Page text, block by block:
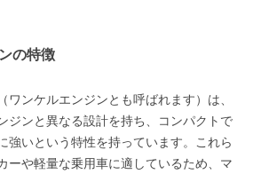
の特徴
ワンケルエンジンとも呼ばれます）は、
ジンと異なる設計を持ち、コンパクトで
強いという特性を持っています。これら
ーや軽量な乗用車に適しているため、マ